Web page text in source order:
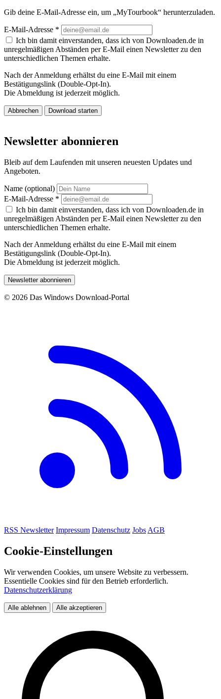
Gib deine E-Mail-Adresse ein, um „MyTourbook“ herunterzuladen.
E-Mail-Adresse *
Ich bin damit einverstanden, dass ich von Downloaden.de in
unregelmäßigen Abständen per E-Mail einen Newsletter zu den
unterschiedlichen Themen erhalte.
Nach der Anmeldung erhältst du eine E-Mail mit einem
Bestätigungslink (Double-Opt-In).
Die Abmeldung ist jederzeit möglich.
Abbrechen Download starten
Newsletter abonnieren
Bleib auf dem Laufenden mit unseren neuesten Updates und
Angeboten.
Name (optional)
E-Mail-Adresse *
Ich bin damit einverstanden, dass ich von Downloaden.de in
unregelmäßigen Abständen per E-Mail einen Newsletter zu den
unterschiedlichen Themen erhalte.
Nach der Anmeldung erhältst du eine E-Mail mit einem
Bestätigungslink (Double-Opt-In).
Die Abmeldung ist jederzeit möglich.
Newsletter abonnieren
© 2026 Das Windows Download-Portal
RSS Newsletter Impressum Datenschutz Jobs AGB
Cookie-Einstellungen
Wir verwenden Cookies, um unsere Website zu verbessern.
Essentielle Cookies sind für den Betrieb erforderlich.
Datenschutzerklärung
Alle ablehnen Alle akzeptieren